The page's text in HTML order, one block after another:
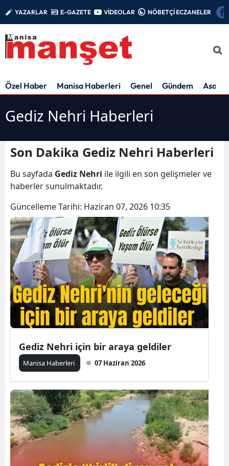
YAZARLAR E-GAZETE VİDEOLAR NÖBETÇİ ECZANELER
Özel Haber Manisa Haberleri Genel Gündem Asayiş
Gediz Nehri Haberleri
Son Dakika Gediz Nehri Haberleri
Bu sayfada Gediz Nehri ile ilgili en son gelişmeler ve
haberler sunulmaktadır.
Güncelleme Tarihi: Haziran 07, 2026 10:35
Gediz Nehri için bir araya geldiler
Manisa Haberleri 07 Haziran 2026